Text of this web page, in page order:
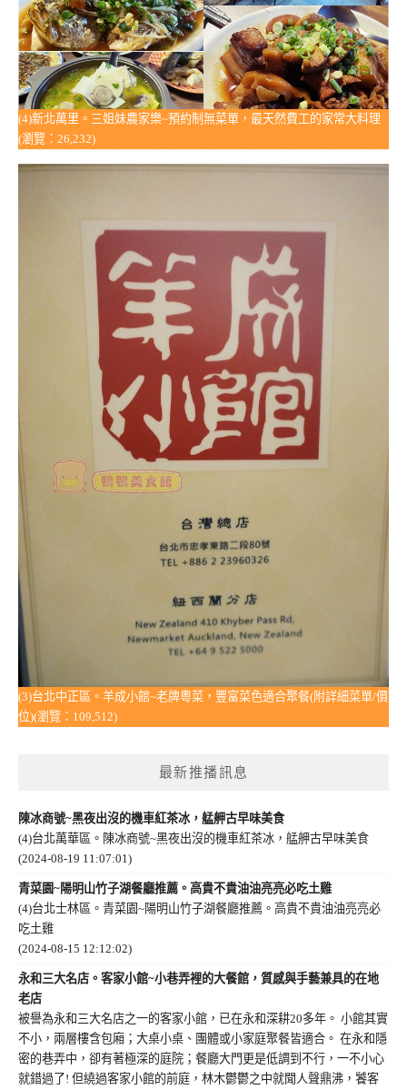
(4)新北萬里。三姐妹農家樂~預約制無菜單，最天然費工的家常大料理
(瀏覽：26,232)
(3)台北中正區。羊成小館~老牌粵菜，豐富菜色適合聚餐(附詳細菜單/價
位)(瀏覽：109,512)
最新推播訊息
陳冰商號~黑夜出沒的機車紅茶冰，艋舺古早味美食
(4)台北萬華區。陳冰商號~黑夜出沒的機車紅茶冰，艋舺古早味美食
(2024-08-19 11:07:01)
青菜園~陽明山竹子湖餐廳推薦。高貴不貴油油亮亮必吃土雞
(4)台北士林區。青菜園~陽明山竹子湖餐廳推薦。高貴不貴油油亮亮必
吃土雞
(2024-08-15 12:12:02)
永和三大名店。客家小館~小巷弄裡的大餐館，質感與手藝兼具的在地
老店
被譽為永和三大名店之一的客家小館，已在永和深耕20多年。 小館其實
不小，兩層樓含包廂；大桌小桌、團體或小家庭聚餐皆適合。 在永和隱
密的巷弄中，卻有著極深的庭院；餐廳大門更是低調到不行，一不小心
就錯過了! 但繞過客家小館的前庭，林木鬱鬱之中就聞人聲鼎沸，饕客